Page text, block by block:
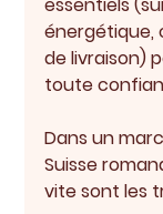
énergétique,
de livraison)
toute
Dans un
Suisse
vite sont les